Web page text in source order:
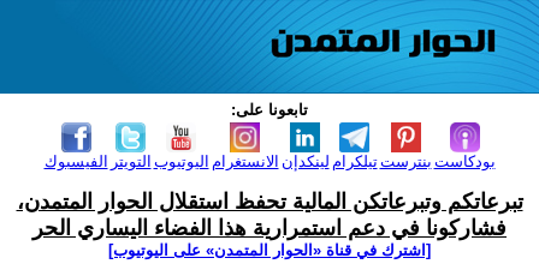
تابعونا على:
الفيسبوك التويتر اليوتيوب الانستغرام لينكدإن تيلكرامبنترست بودكاست
تبرعاتكم وتبرعاتكن المالية تحفظ استقلال الحوار المتمدن،
فشاركونا في دعم استمرارية هذا الفضاء اليساري الحر
[اشترك في قناة ‫«الحوار المتمدن» على اليوتيوب]